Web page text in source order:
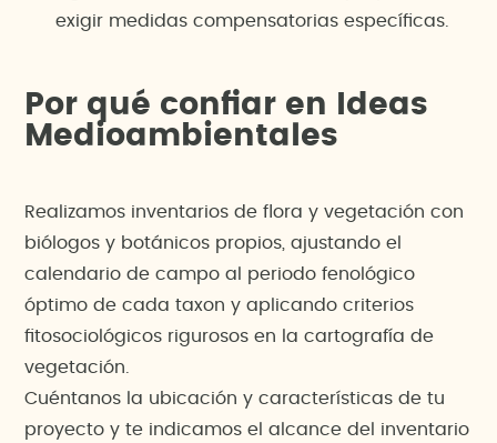
exigir medidas compensatorias específicas.
Por qué confiar en Ideas
Medioambientales
Realizamos inventarios de flora y vegetación con
biólogos y botánicos propios, ajustando el
calendario de campo al periodo fenológico
óptimo de cada taxon y aplicando criterios
fitosociológicos rigurosos en la cartografía de
vegetación.
Cuéntanos la ubicación y características de tu
proyecto y te indicamos el alcance del inventario